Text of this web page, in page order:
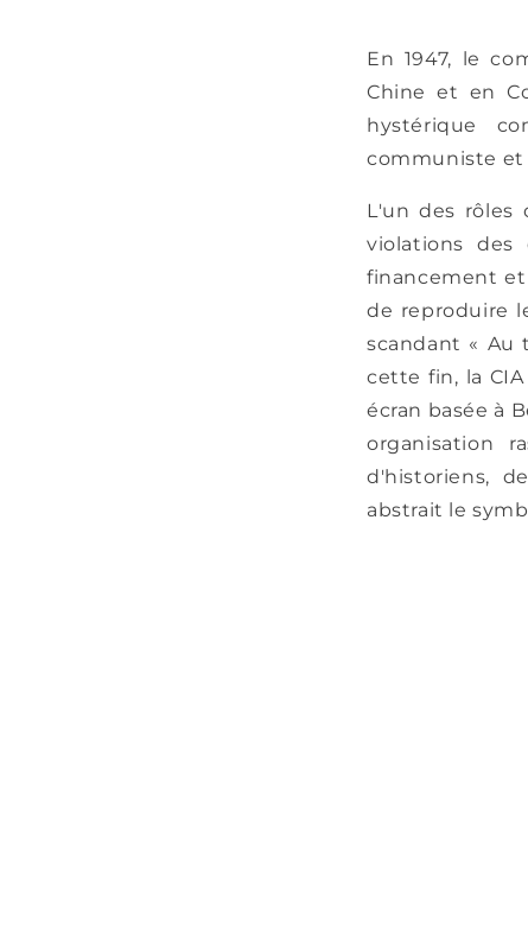
En 1947, le
Chine et en
hystérique
communiste et
L'un des rôles
violations
financement
de reproduire
scandant « Au
cette fin, la
écran basée à
organisation
d'historiens,
abstrait le